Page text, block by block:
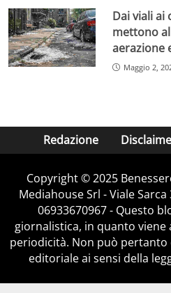
Dai viali ai
mettono
aerazione
Maggio 2,
Redazione
Copyright © 2025
Mediahouse Srl - Viale
06933670967 - Questo
giornalistica, in quanto viene
periodicità. Non può
editoriale ai sensi della